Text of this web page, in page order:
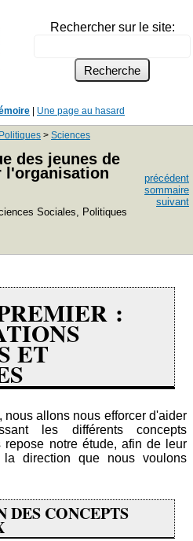
Rechercher sur le site:
Une page au hasard
> Sciences
des jeunes de
l'organisation
Sociales, Politiques
précédent
sommaire
suivant
:
ET
nous allons nous efforcer d'aider
les différents concepts
repose notre étude, afin de leur
la direction que nous voulons
CONCEPTS